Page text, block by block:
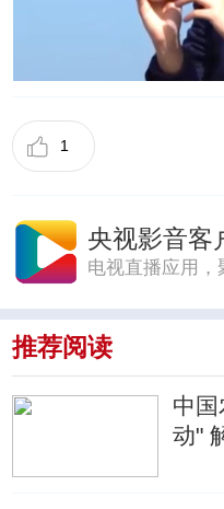
1
央视影音客
电视直播应用，
推荐阅读
中
动"